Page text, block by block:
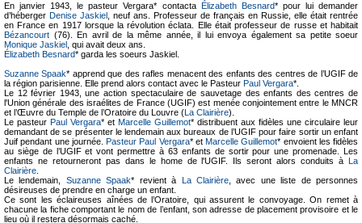
En janvier 1943, le pasteur Vergara* contacta Élizabeth Besnard* pour lui demander
d’héberger Denise Jaskiel , neuf ans. Professeur de français en Russie, elle était rentrée
en France en 1917 lorsque la révolution éclata. Elle était professeur de russe et habitait
Bézancourt (76). En avril de la même année, il lui envoya également sa petite soeur
Monique Jaskiel , qui avait deux ans.
Élizabeth Besnard* garda les soeurs Jaskiel.
Suzanne Spaak* apprend que des rafles menacent des enfants des centres de l’UGIF de
la région parisienne. Elle prend alors contact avec le Pasteur Paul Vergara*.
Le 12 février 1943, une action spectaculaire de sauvetage des enfants des centres de
l'Union générale des israélites de France (UGIF) est menée conjointement entre le MNCR
et l’Œuvre du Temple de l’Oratoire du Louvre (La Clairière).
Le pasteur Paul Vergara* et Marcelle Guillemot* distribuent aux fidèles une circulaire leur
demandant de se présenter le lendemain aux bureaux de l’UGIF pour faire sortir un enfant
Juif pendant une journée. Pasteur Paul Vergara* et Marcelle Guillemot* envoient les fidèles
au siège de l’UGIF et vont permettre à 63 enfants de sortir pour une promenade. Les
enfants ne retourneront pas dans le home de l'UGIF. Ils seront alors conduits à La
Clairière
Le lendemain, Suzanne Spaak* revient à La Clairière, avec une liste de personnes
désireuses de prendre en charge un enfant.
Ce sont les éclaireuses aînées de l’Oratoire, qui assurent le convoyage. On remet à
chacune la fiche comportant le nom de l’enfant, son adresse de placement provisoire et le
lieu où il restera désormais caché.